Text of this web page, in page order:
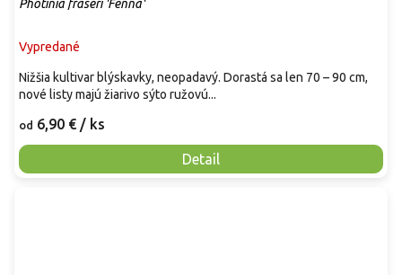
Photinia fraseri 'Fenna'
Vypredané
od 6,90 € / ks
Detail
Nižšia kultivar blýskavky, neopadavý. Dorastá sa len 70 – 90 cm,
nové listy majú žiarivo sýto ružovú...